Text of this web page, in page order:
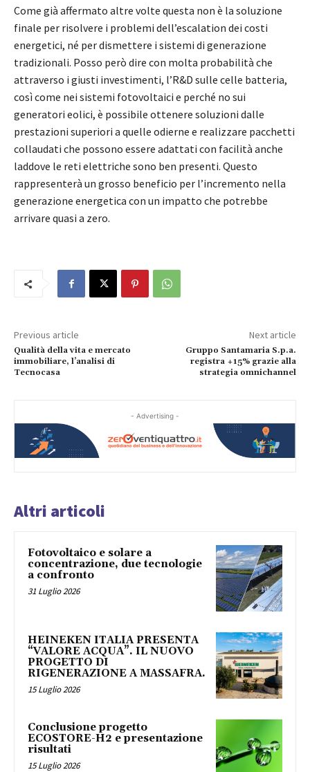
Come già affermato altre volte questa non è la soluzione
finale per risolvere i problemi dell’escalation dei costi
energetici, né per dismettere i sistemi di generazione
tradizionali. Posso però dire con molta probabilità che
attraverso i giusti investimenti, l’R&D sulle celle batteria,
così come nei sistemi fotovoltaici e perché no sui
generatori eolici, è possibile ottenere soluzioni dalle
prestazioni superiori a quelle odierne e realizzare pacchetti
collaudati che possono essere adattati con facilità anche
laddove le reti elettriche sono ben presenti. Questo
rappresenterà un grosso beneficio per l’incremento nella
generazione energetica con un impatto che potrebbe
arrivare quasi a zero.
Previous article
Qualità della vita e mercato
immobiliare, l’analisi di
Tecnocasa
Next article
Gruppo Santamaria S.p.a.
registra +15% grazie alla
strategia omnichannel
- Advertising -
Altri articoli
Fotovoltaico e solare a
concentrazione, due tecnologie
a confronto
31 Luglio 2026
HEINEKEN ITALIA PRESENTA
“VALORE ACQUA”. IL NUOVO
PROGETTO DI
RIGENERAZIONE A MASSAFRA.
15 Luglio 2026
Conclusione progetto
ECOSTORE-H2 e presentazione
risultati
15 Luglio 2026